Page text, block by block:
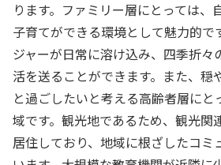
ります。ファミリー層にとっては、
子育てができる環境として魅力的で
ジャーが日常に溶け込み、四季折々
活を送ることができます。また、穏
と過ごしたいと考える高齢者層にと
域です。観光地であるため、観光関
居住しており、地域に根ざしたコミ